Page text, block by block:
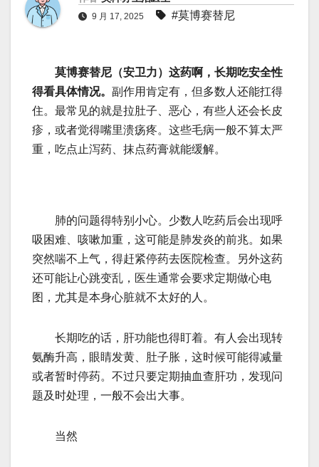
9 月 17, 2025 #莫博赛替尼
莫博赛替尼（安卫力）这药啊，长期吃安全性
得看具体情况。 副作用肯定有，但多数人还能扛得
住。最常见的就是拉肚子、恶心，有些人还会长皮
疹，或者觉得嘴里溃疡疼。这些毛病一般不算太严
重，吃点止泻药、抹点药膏就能缓解。
肺的问题得特别小心。少数人吃药后会出现呼
吸困难、咳嗽加重，这可能是肺发炎的前兆。如果
突然喘不上气，得赶紧停药去医院检查。另外这药
还可能让心跳变乱，医生通常会要求定期做心电
图，尤其是本身心脏就不太好的人。
长期吃的话，肝功能也得盯着。有人会出现转
氨酶升高，眼睛发黄、肚子胀，这时候可能得减量
或者暂时停药。不过只要定期抽血查肝功，发现问
题及时处理，一般不会出大事。
当然